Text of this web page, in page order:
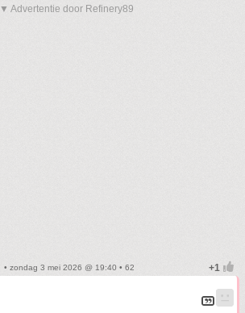
▼ Advertentie door Refinery89
• zondag 3 mei 2026 @ 19:40 • 62